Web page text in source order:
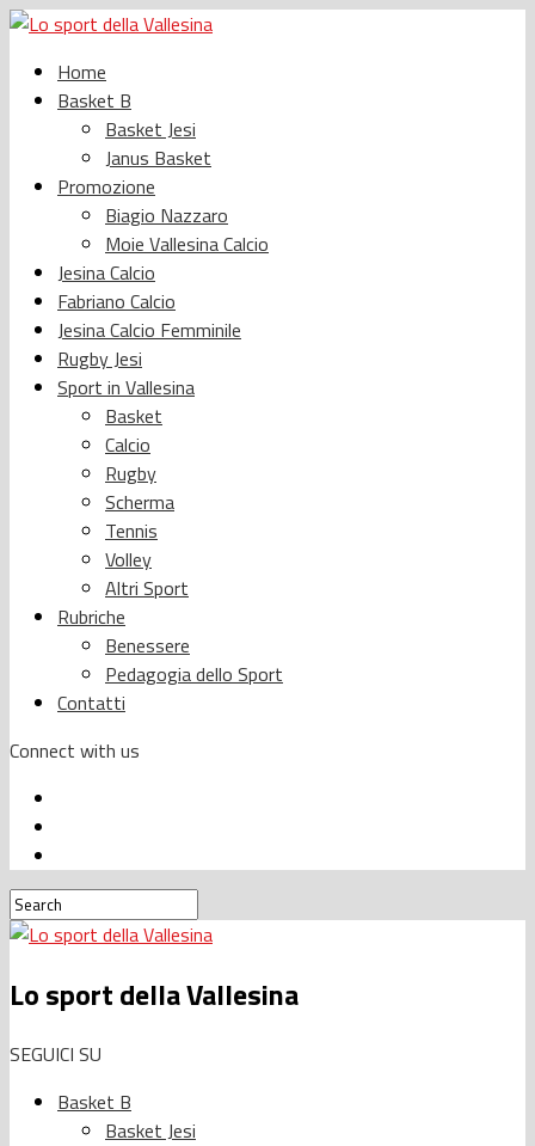
Home
Basket B
Basket Jesi
Janus Basket
Promozione
Biagio Nazzaro
Moie Vallesina Calcio
Jesina Calcio
Fabriano Calcio
Jesina Calcio Femminile
Rugby Jesi
Sport in Vallesina
Basket
Calcio
Rugby
Scherma
Tennis
Volley
Altri Sport
Rubriche
Benessere
Pedagogia dello Sport
Contatti
Connect with us
Lo sport della Vallesina
SEGUICI SU
Basket B
Basket Jesi